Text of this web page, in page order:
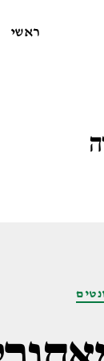
ראשי